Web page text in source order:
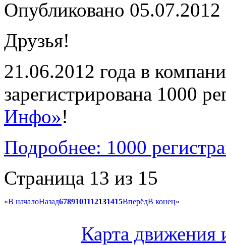
Опубликовано 05.07.2012
Друзья!
21.06.2012 года в
зарегистрирована 1000
Инфо»!
Подробнее: 1000
Страница 13 из 15
«В началоНазад6789101112131415ВперёдВ конец»
Карта движения